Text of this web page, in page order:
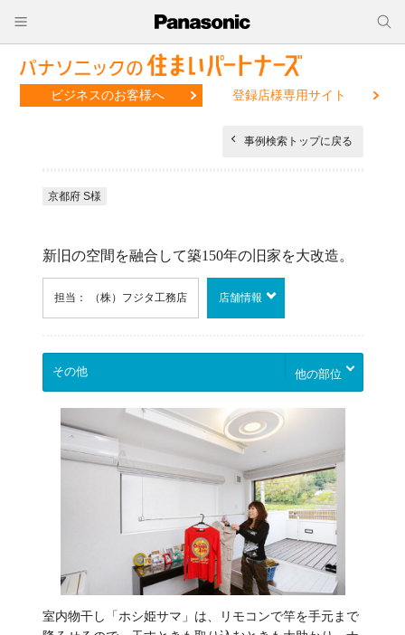
ビジネスのお客様へ 登録店様専用サイト
事例検索トップに戻る
京都府 S様
新旧の空間を融合して築150年の旧家を大改造。
担当： （株）フジタ工務店 店舗情報
他の部位
室内物干し「ホシ姫サマ」は、リモコンで竿を手元まで